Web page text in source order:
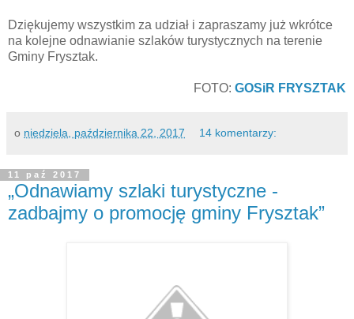
Dziękujemy wszystkim za udział i zapraszamy już wkrótce
na kolejne odnawianie szlaków turystycznych na terenie
Gminy Frysztak.
FOTO: GOSiR FRYSZTAK
o niedziela, października 22, 2017 14 komentarzy:
11 paź 2017
„Odnawiamy szlaki turystyczne -
zadbajmy o promocję gminy Frysztak”